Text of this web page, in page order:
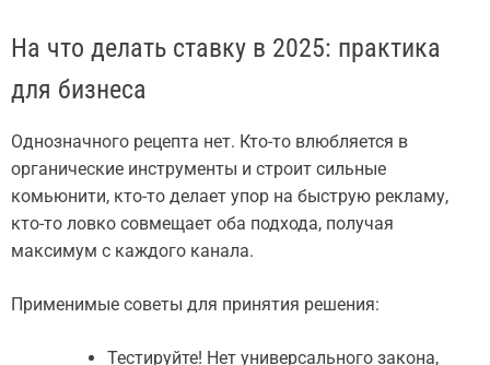
На что делать ставку в 2025: практика
для бизнеса
Однозначного рецепта нет. Кто-то влюбляется в
органические инструменты и строит сильные
комьюнити, кто-то делает упор на быструю рекламу,
кто-то ловко совмещает оба подхода, получая
максимум с каждого канала.
Применимые советы для принятия решения:
Тестируйте! Нет универсального закона,